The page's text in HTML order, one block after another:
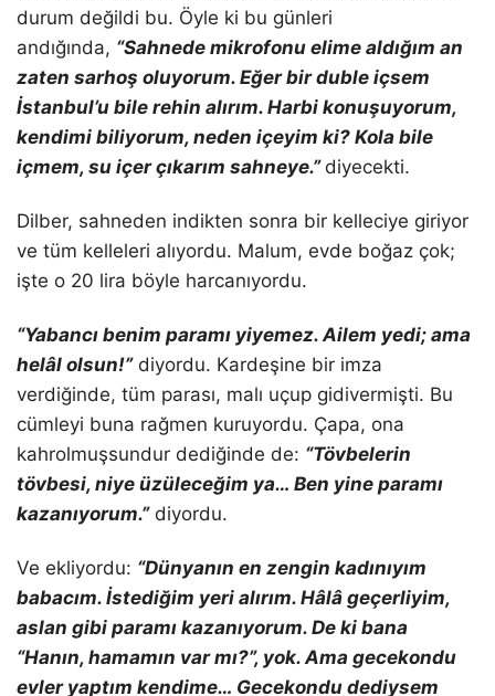
durum değildi bu. Öyle ki bu günleri
andığında, “Sahnede mikrofonu elime aldığım an
zaten sarhoş oluyorum. Eğer bir duble içsem
İstanbul’u bile rehin alırım. Harbi konuşuyorum,
kendimi biliyorum, neden içeyim ki? Kola bile
içmem, su içer çıkarım sahneye.” diyecekti.
Dilber, sahneden indikten sonra bir kelleciye giriyor
ve tüm kelleleri alıyordu. Malum, evde boğaz çok;
işte o 20 lira böyle harcanıyordu.
“Yabancı benim paramı yiyemez. Ailem yedi; ama
helâl olsun!”diyordu. Kardeşine bir imza
verdiğinde, tüm parası, malı uçup gidivermişti. Bu
cümleyi buna rağmen kuruyordu. Çapa, ona
kahrolmuşsundur dediğinde de: “Tövbelerin
tövbesi, niye üzüleceğim ya… Ben yine paramı
kazanıyorum.”diyordu.
Ve ekliyordu: “Dünyanın en zengin kadınıyım
babacım. İstediğim yeri alırım. Hâlâ geçerliyim,
aslan gibi paramı kazanıyorum. De ki bana
“Hanın, hamamın var mı?”, yok. Ama gecekondu
evler yaptım kendime… Gecekondu dediysem